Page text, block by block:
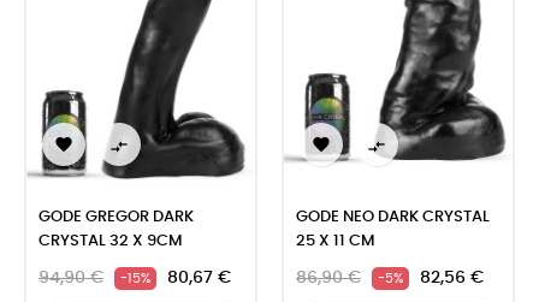
 
GODE GREGOR DARK
CRYSTAL 32 X 9CM
94,90 € -15% 80,67 €
 
GODE NEO DARK CRYSTAL
25 X 11 CM
86,90 € -5% 82,56 €